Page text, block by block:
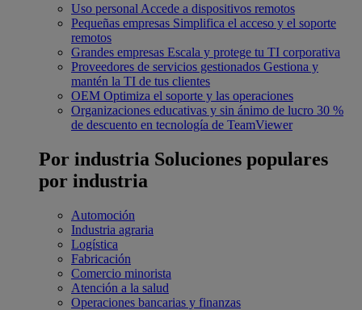
Uso personal Accede a dispositivos remotos
Pequeñas empresas Simplifica el acceso y el soporte
remotos
Grandes empresas Escala y protege tu TI corporativa
Proveedores de servicios gestionados Gestiona y
mantén la TI de tus clientes
OEM Optimiza el soporte y las operaciones
Organizaciones educativas y sin ánimo de lucro 30 %
de descuento en tecnología de TeamViewer
Por industria Soluciones populares
por industria
Automoción
Industria agraria
Logística
Fabricación
Comercio minorista
Atención a la salud
Operaciones bancarias y finanzas